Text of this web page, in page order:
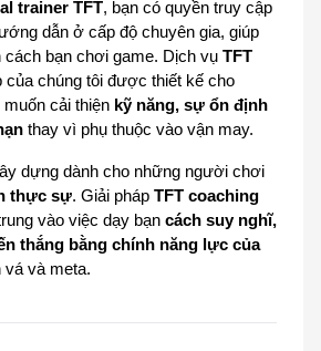
trainer TFT, bạn có quyền truy cập
dẫn ở cấp độ chuyên gia, giúp
cách bạn chơi game. Dịch vụ TFT
của chúng tôi được thiết kế cho
cải thiện kỹ năng, sự ổn định
thay vì phụ thuộc vào vận may.
dựng dành cho những người chơi
thực sự. Giải pháp TFT coaching
vào việc dạy bạn cách suy nghĩ,
thắng bằng chính năng lực của
vá và meta.